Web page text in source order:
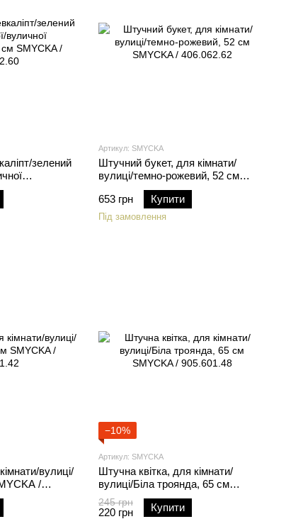
зелений
SMYCKA /
Артикул: SMYCKA
Штучний букет, для кімнати/
вулиці/темно-рожевий, 52 см
SMYCKA / 406.062.62
653 грн
Купити
Під замовлення
вулиці/
/
−10%
Артикул: SMYCKA
Штучна квітка, для кімнати/
вулиці/Біла троянда, 65 см
SMYCKA / 905.601.48
245 грн
220 грн Купити